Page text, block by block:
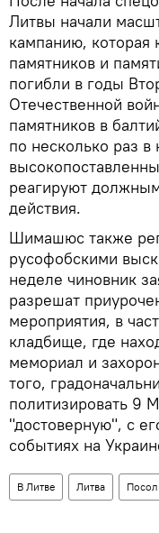
Литвы начали
кампанию, которая
памятников и
погибли в годы
Отечественной
памятников в
по несколько раз
реагируют
действия.
Шимашюс также
русофобскими
неделе чиновник
разрешат
мероприятия, в
кладбище, где
мемориал и
того,
политизировать 9
"достоверную", с
событиях на
В Литве Литва